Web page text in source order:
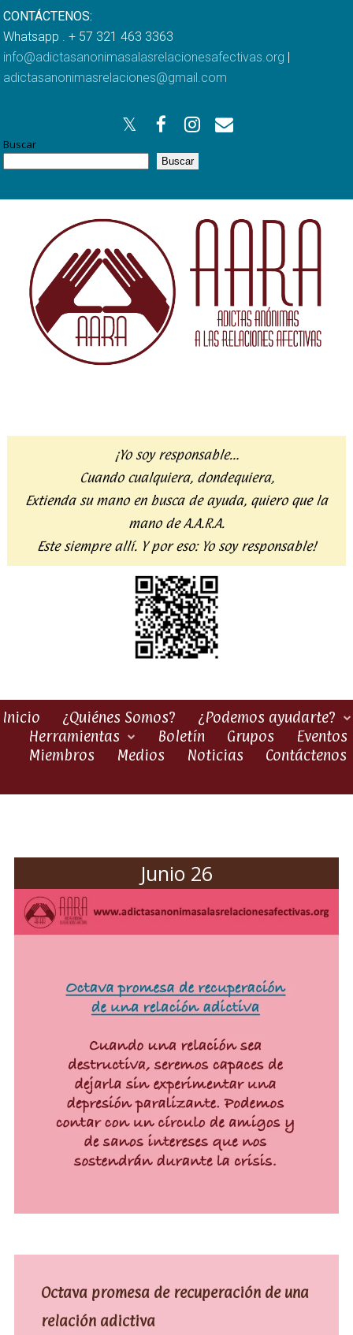
CONTÁCTENOS:
Whatsapp . + 57 321 463 3363
info@adictasanonimasalasrelacionesafectivas.org |
adictasanonimasrelaciones@gmail.com
Buscar
Buscar
¡Yo soy responsable…
Cuando cualquiera, dondequiera,
Extienda su mano en busca de ayuda, quiero que la
mano de A.A.R.A.
Este siempre allí. Y por eso: Yo soy responsable!
Inicio ¿Quiénes Somos?
¿Podemos ayudarte?
Herramientas
Boletín Grupos
Eventos
Miembros
Medios Noticias Contáctenos
Junio 26
Octava promesa de recuperación de una
relación adictiva